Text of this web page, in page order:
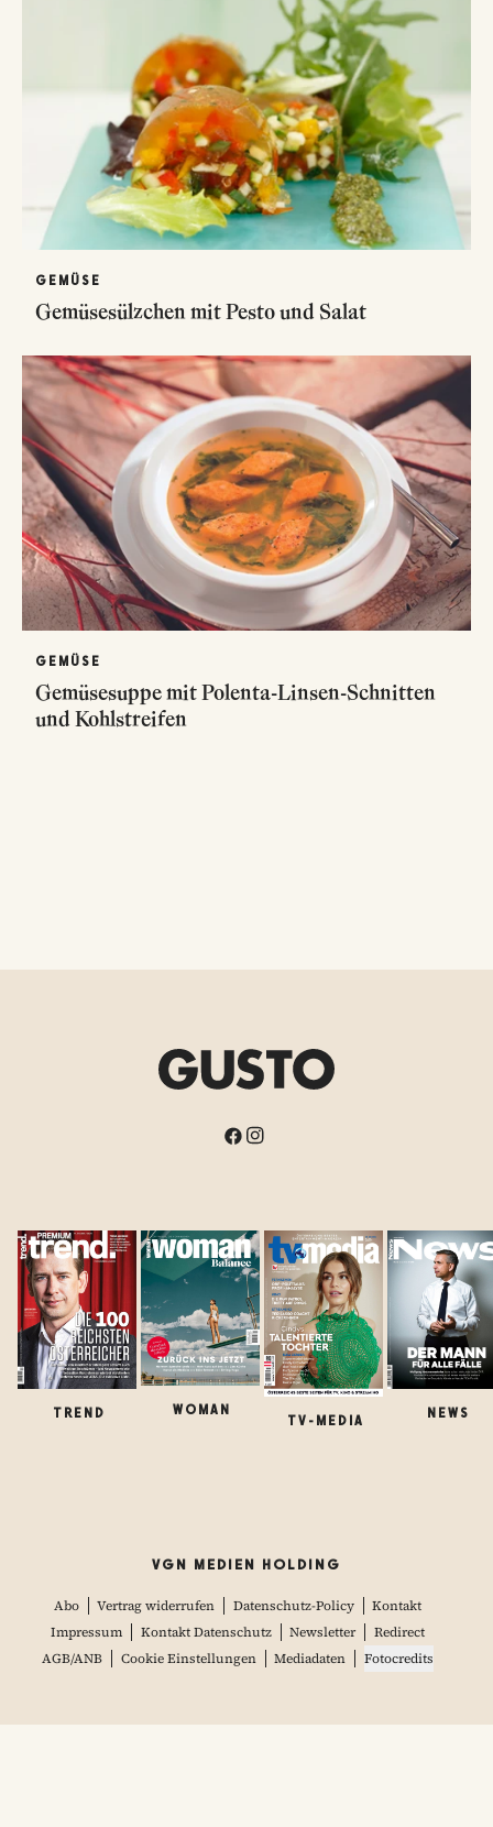
GEMÜSE
Gemüsesülzchen mit Pesto und Salat
GEMÜSE
Gemüsesuppe mit Polenta-Linsen-Schnitten
und Kohlstreifen
TREND WOMAN
TV-MEDIA
NEWS
VGN MEDIEN HOLDING
Abo Vertrag widerrufen Datenschutz-Policy
Kontakt
Impressum
Kontakt Datenschutz Newsletter
Redirect
AGB/ANB
Cookie Einstellungen Mediadaten Fotocredits